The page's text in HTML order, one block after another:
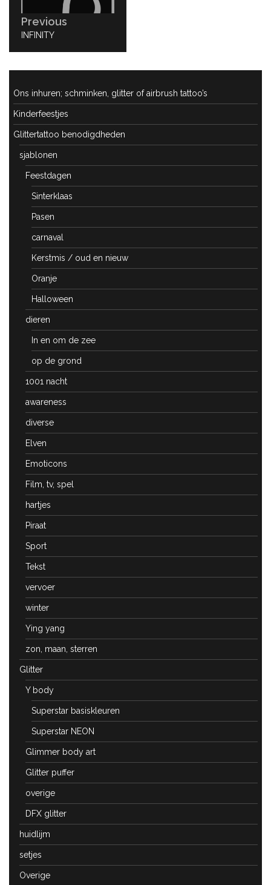
Previous
PREVIOUS
INFINITY
Ons inhuren; schminken, glitter of airbrush tattoo’s
Kinderfeestjes
Glittertattoo benodigdheden
sjablonen
Feestdagen
Sinterklaas
Pasen
carnaval
Kerstmis / oud en nieuw
Oranje
Halloween
dieren
In en om de zee
op de grond
1001 nacht
awareness
diverse
Elven
Emoticons
Film, tv, spel
hartjes
Piraat
Sport
Tekst
vervoer
winter
Ying yang
zon, maan, sterren
Glitter
Y body
Superstar basiskleuren
Superstar NEON
Glimmer body art
Glitter puffer
overige
DFX glitter
huidlijm
setjes
Overige